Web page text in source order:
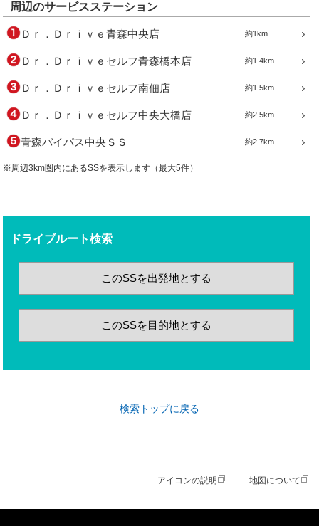
周辺のサービスステーション
約1km
Ｄｒ．Ｄｒｉｖｅ青森中央店
約1.4km
Ｄｒ．Ｄｒｉｖｅセルフ青森橋本店
約1.5km
Ｄｒ．Ｄｒｉｖｅセルフ南佃店
約2.5km
Ｄｒ．Ｄｒｉｖｅセルフ中央大橋店
約2.7km
青森バイパス中央ＳＳ
※周辺3km圏内にあるSSを表示します（最大5件）
ドライブルート検索
このSSを出発地とする
このSSを目的地とする
検索トップに戻る
アイコンの説明 地図について